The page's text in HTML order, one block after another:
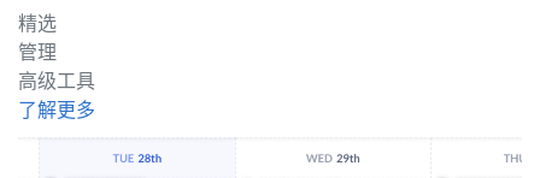
精选
管理
高级工具
了解更多